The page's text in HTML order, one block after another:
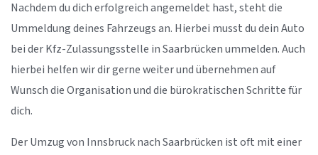
Nachdem du dich erfolgreich angemeldet hast, steht die
Ummeldung deines Fahrzeugs an. Hierbei musst du dein Auto
bei der Kfz-Zulassungsstelle in Saarbrücken ummelden. Auch
hierbei helfen wir dir gerne weiter und übernehmen auf
Wunsch die Organisation und die bürokratischen Schritte für
dich.
Der Umzug von Innsbruck nach Saarbrücken ist oft mit einer